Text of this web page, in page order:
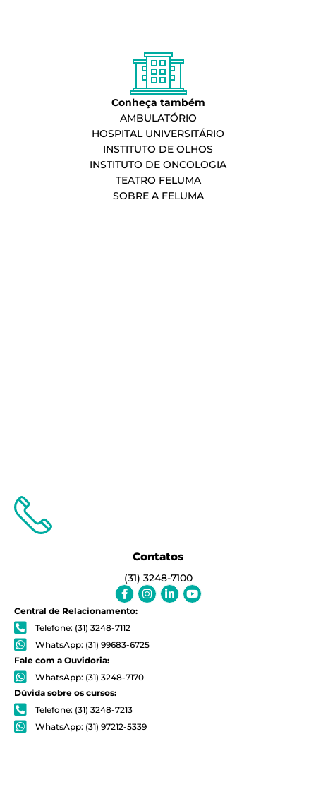
Conheça também
AMBULATÓRIO
HOSPITAL UNIVERSITÁRIO
INSTITUTO DE OLHOS
INSTITUTO DE ONCOLOGIA
TEATRO FELUMA
SOBRE A FELUMA
Contatos
(31) 3248-7100
Facebook-
f
Instagram
Linkedin-
in
Youtube
Central de Relacionamento:
Telefone: (31) 3248-7112
WhatsApp: (31) 99683-6725
Fale com a Ouvidoria:
WhatsApp: (31) 3248-7170
Dúvida sobre os cursos:
Telefone: (31) 3248-7213
WhatsApp: (31) 97212-5339